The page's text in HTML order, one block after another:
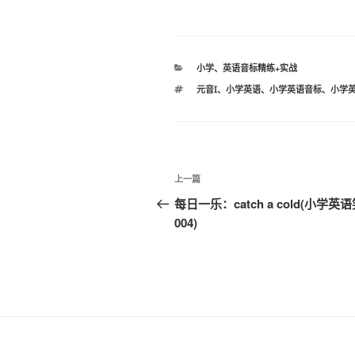
分
小学、 英语音标精练+实战
标
元音Ɪ、 小学英语、 小学英语音标、 小学
文
章
导
上
一
篇
上一篇
每日一乐：catch a cold(小学英语
004)